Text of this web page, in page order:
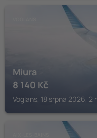
Miura
8 140 Kč
Voglans, 18 srpna 2026, 2